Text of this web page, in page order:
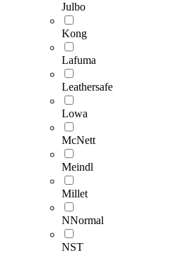
Julbo
Kong
Lafuma
Leathersafe
Lowa
McNett
Meindl
Millet
NNormal
NST